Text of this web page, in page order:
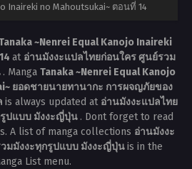
Inaireki no Mahoutsukai~ ตอนที่ 14
~Nenrei Equal Kanojo Inaireki
at อ่านมังงะแปลไทยก่อนใคร ศูนย์รวม
. Manga Tanaka ~Nenrei Equal Kanojo
ยอดชายนายทานากะ การผจญภัยของ
is always updated at อ่านมังงะแปลไทย
ปแบบ มังงะญี่ปุ่น . Dont forget to read
A list of manga collections อ่านมังงะ
มมังงะทุกรูปแบบ มังงะญี่ปุ่นis in the
List menu.